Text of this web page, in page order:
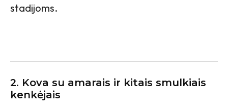
stadijoms.
2. Kova su amarais ir kitais smulkiais
kenkėjais